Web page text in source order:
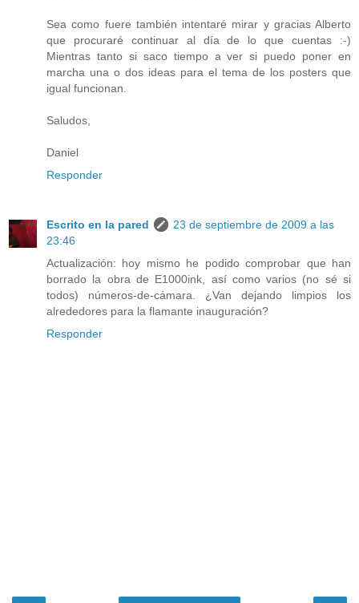
Sea como fuere también intentaré mirar y gracias Alberto
que procuraré continuar al día de lo que cuentas :-)
Mientras tanto si saco tiempo a ver si puedo poner en
marcha una o dos ideas para el tema de los posters que
igual funcionan.
Saludos,
Daniel
Responder
Escrito en la pared
23 de septiembre de 2009 a las
23:46
Actualización: hoy mismo he podido comprobar que han
borrado la obra de E1000ink, así como varios (no sé si
todos) números-de-cámara. ¿Van dejando limpios los
alrededores para la flamante inauguración?
Responder